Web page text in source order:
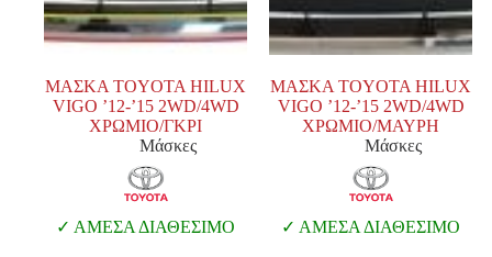
ΜΑΣΚΑ TOYOTA HILUX
VIGO ’12-’15 2WD/4WD
ΧΡΩΜΙΟ/ΓΚΡΙ
Μάσκες
ΑΜΕΣΑ ΔΙΑΘΕΣΙΜΟ
ΜΑΣΚΑ TOYOTA HILUX
VIGO ’12-’15 2WD/4WD
ΧΡΩΜΙΟ/ΜΑΥΡΗ
Μάσκες
ΑΜΕΣΑ ΔΙΑΘΕΣΙΜΟ